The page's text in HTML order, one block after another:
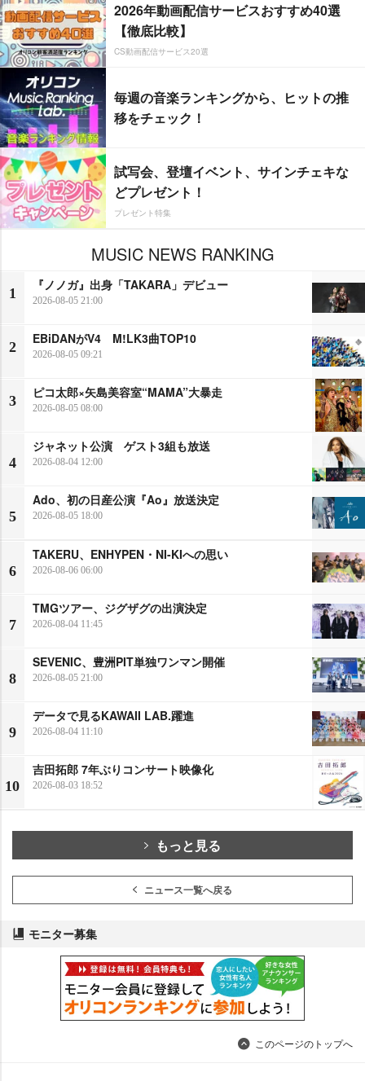
2026年動画配信サービスおすすめ40選
【徹底比較】
CS動画配信サービス20選
毎週の音楽ランキングから、ヒットの推
移をチェック！
試写会、登壇イベント、サインチェキな
どプレゼント！
プレゼント特集
MUSIC NEWS RANKING
1
『ノノガ』出身「TAKARA」デビュー
2026-08-05 21:00
2
EBiDANがV4 M!LK3曲TOP10
2026-08-05 09:21
3
ピコ太郎×矢島美容室“MAMA”大暴走
2026-08-05 08:00
4
ジャネット公演 ゲスト3組も放送
2026-08-04 12:00
5
Ado、初の日産公演『Ao』放送決定
2026-08-05 18:00
6
TAKERU、ENHYPEN・NI-KIへの思い
2026-08-06 06:00
7
TMGツアー、ジグザグの出演決定
2026-08-04 11:45
8
SEVENIC、豊洲PIT単独ワンマン開催
2026-08-05 21:00
9
データで見るKAWAII LAB.躍進
2026-08-04 11:10
10
吉田拓郎 7年ぶりコンサート映像化
2026-08-03 18:52
もっと見る
ニュース一覧へ戻る
モニター募集
このページのトップへ